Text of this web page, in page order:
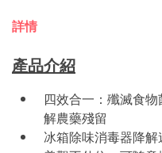
詳情
產品介紹
四效合一：殲滅食
解農藥殘留
冰箱除味消毒器降